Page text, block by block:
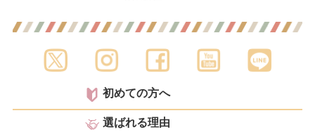
初めての方へ
選ばれる理由